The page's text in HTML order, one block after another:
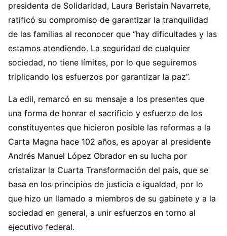
presidenta de Solidaridad, Laura Beristain Navarrete,
ratificó su compromiso de garantizar la tranquilidad
de las familias al reconocer que “hay dificultades y las
estamos atendiendo. La seguridad de cualquier
sociedad, no tiene límites, por lo que seguiremos
triplicando los esfuerzos por garantizar la paz”.
La edil, remarcó en su mensaje a los presentes que
una forma de honrar el sacrificio y esfuerzo de los
constituyentes que hicieron posible las reformas a la
Carta Magna hace 102 años, es apoyar al presidente
Andrés Manuel López Obrador en su lucha por
cristalizar la Cuarta Transformación del país, que se
basa en los principios de justicia e igualdad, por lo
que hizo un llamado a miembros de su gabinete y a la
sociedad en general, a unir esfuerzos en torno al
ejecutivo federal.